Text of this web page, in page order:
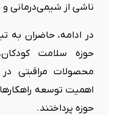
ناشی از شیمی‌درمانی
در ادامه، حاضران به
حوزه سلامت
محصولات مراقبتی
اهمیت توسعه
حوزه پرداختند.